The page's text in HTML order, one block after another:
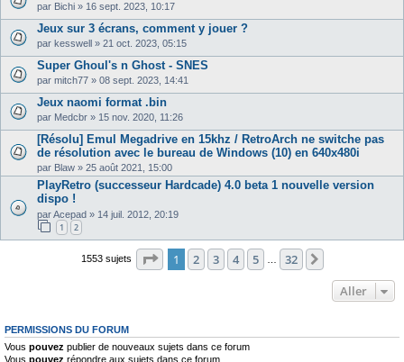
par Bichi » 16 sept. 2023, 10:17
Jeux sur 3 écrans, comment y jouer ?
par kesswell » 21 oct. 2023, 05:15
Super Ghoul's n Ghost - SNES
par mitch77 » 08 sept. 2023, 14:41
Jeux naomi format .bin
par Medcbr » 15 nov. 2020, 11:26
[Résolu] Emul Megadrive en 15khz / RetroArch ne switche pas
de résolution avec le bureau de Windows (10) en 640x480i
par Blaw » 25 août 2021, 15:00
PlayRetro (successeur Hardcade) 4.0 beta 1 nouvelle version
dispo !
parAcepad » 14 juil. 2012, 20:19
1 2
1553 sujets Page 1sur32
1 2 3 4 5 32
Aller
PERMISSIONS DU FORUM
Vous pouvez publier de nouveaux sujets dans ce forum
Vous pouvez répondre aux sujets dans ce forum